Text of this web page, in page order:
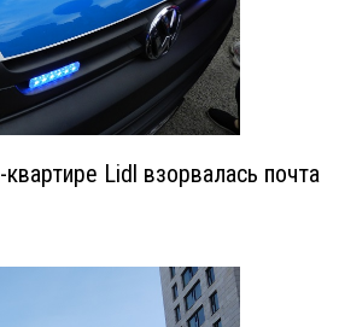
Lidl взорвалась почта